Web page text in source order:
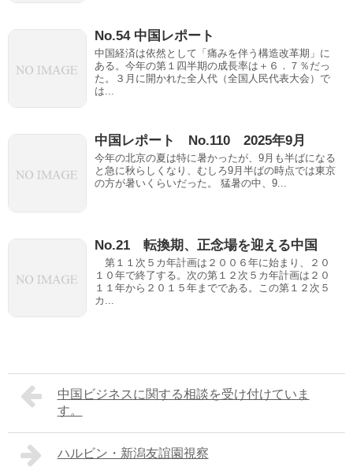
No.54 中国レポート
中国経済は依然として「痛みを伴う構造改革期」に
ある。今年の第１四半期の成長率は＋６．７％だっ
た。３月に開かれた全人代（全国人民代表大会）で
は...
中国レポート No.110 2025年9月
今年の北京の夏は特に暑かったが、9月も半ばになる
と急に秋らしくなり、むしろ9月半ばの時点では東京
の方が暑いくらいだった。 猛暑の中、9...
No.21 転換期、正念場を迎える中国
第１１次５カ年計画は２００６年に始まり、２０
１０年で終了する。次の第１２次５カ年計画は２０
１１年から２０１５年までである。この第１２次５
カ...
中国ビジネスに関する相談を受け付けていま
す。
ハルビン・新潟友誼園視察